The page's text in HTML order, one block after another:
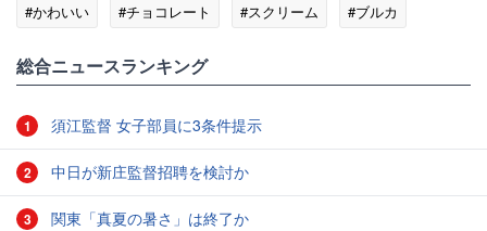
#かわいい
#チョコレート #スクリーム #ブルカ
総合ニュースランキング
1 須江監督 女子部員に3条件提示
2 中日が新庄監督招聘を検討か
3 関東「真夏の暑さ」は終了か